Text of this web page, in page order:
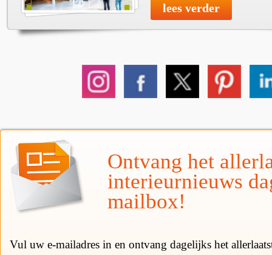
lees verder
Ontvang het
interieurnieuws
mailbox!
Vul uw e-mailadres in en ontvang dagelijks het